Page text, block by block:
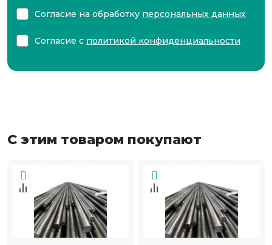
Согласие на обработку персональных данных
Согласие с политикой конфиденциальности
С этим товаром покупают